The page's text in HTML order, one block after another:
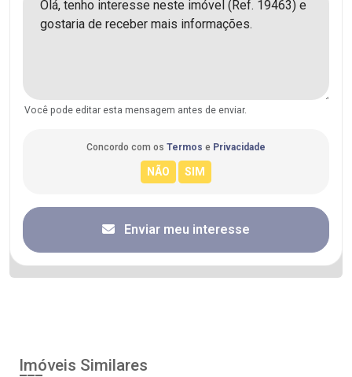
Você pode editar esta mensagem antes de enviar.
Concordo com os Termos e Privacidade
Enviar meu interesse
Imóveis Similares